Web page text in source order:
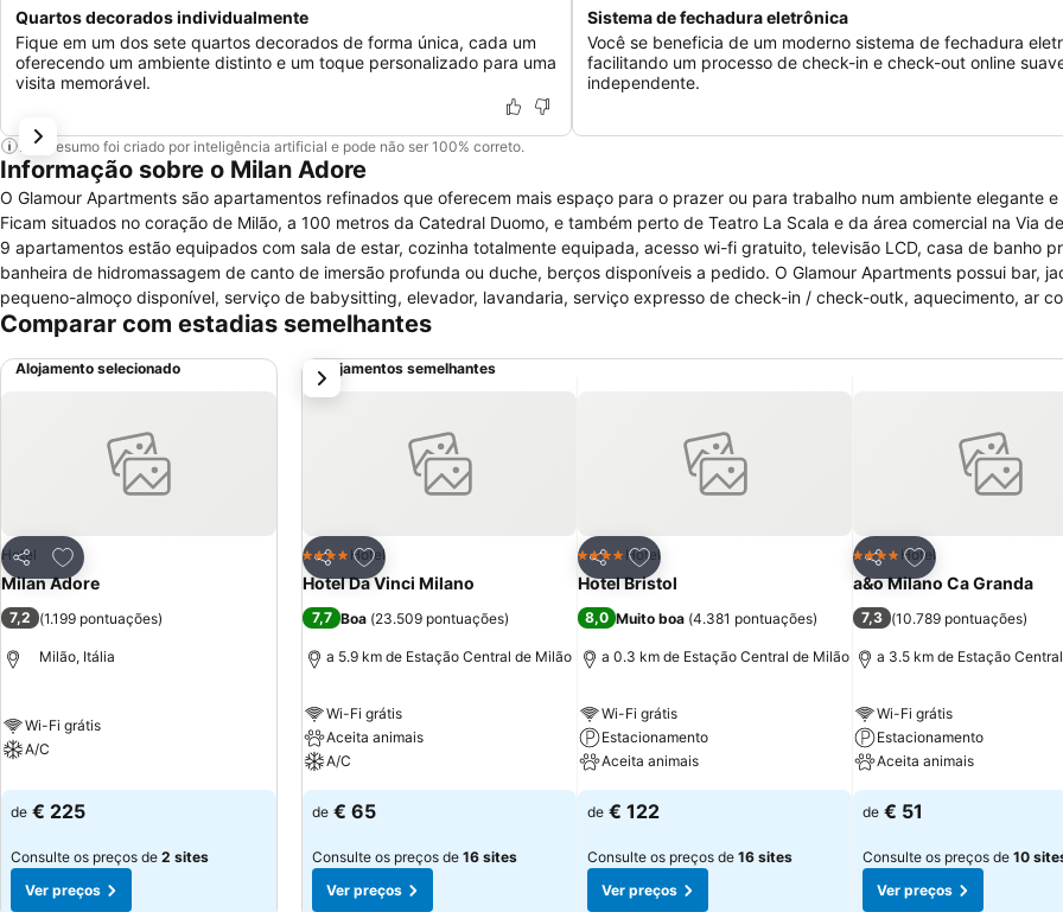
Quartos decorados individualmente
Fique em um dos sete quartos decorados de forma única, cada um
oferecendo um ambiente distinto e um toque personalizado para uma
visita memorável.
Sistema de fechadura eletrônica
Você se beneficia de um moderno sistema de fechadura
facilitando um processo de check-in e check-out online
independente.
Este resumo foi criado por inteligência artificial e pode não ser 100% correto.
Informação sobre o Milan Adore
O Glamour Apartments são apartamentos refinados que oferecem mais espaço para o prazer ou para trabalho num ambiente elegante e
Ficam situados no coração de Milão, a 100 metros da Catedral Duomo, e também perto de Teatro La Scala e da área comercial na Via
9 apartamentos estão equipados com sala de estar, cozinha totalmente equipada, acesso wi-fi gratuito, televisão LCD, casa de banho
banheira de hidromassagem de canto de imersão profunda ou duche, berços disponíveis a pedido. O Glamour Apartments possui bar,
pequeno-almoço disponível, serviço de babysitting, elevador, lavandaria, serviço expresso de check-in / check-outk, aquecimento, ar
fax / fotocopiadora, quartos familiares, quartos para não-fumadores, estacionamento pago e privado disponível numa localização
Comparar com estadias semelhantes
Alojamento selecionado
Partilhar
Adicionar aos favoritos
Hotel
Milan Adore
7,2 (1.199 pontuações)
Milão, Itália
Wi-Fi grátis
A/C
de € 225
Consulte os preços de 2 sites
Ver preços
Alojamentos semelhantes
Partilhar
Adicionar aos favoritos
4 EstrelasHotel
Hotel Da Vinci Milano
7,7 Boa (23.509 pontuações)
a 5.9 km de Estação Central de Milão
Wi-Fi grátis
Aceita animais
A/C
de € 65
Consulte os preços de 16 sites
Ver preços
Partilhar
Adicionar aos favoritos
4 EstrelasHotel
Hotel Bristol
8,0 Muito boa (4.381 pontuações)
a 0.3 km de Estação Central de Milão
Wi-Fi grátis
Estacionamento
Aceita animais
de € 122
Consulte os preços de 16 sites
Ver preços
Partilhar
Adicionar aos
4 EstrelasHotel
a&o Milano Ca Granda
7,3 (10.789 pontuações)
a 3.5 km de Estação
Wi-Fi grátis
Estacionamento
Aceita animais
de € 51
Consulte os preços de 10
Ver preços
próximo